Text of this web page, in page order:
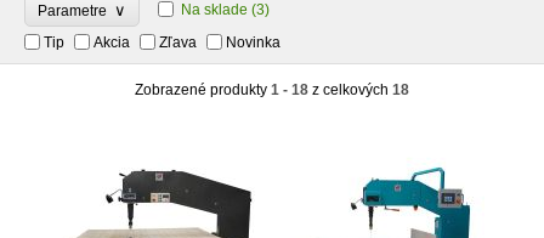
Parametre ∨ Na sklade (3)
Tip
Akcia Zľava Novinka
Zobrazené produkty 1 - 18 z celkových 18